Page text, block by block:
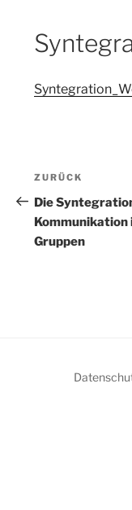
Vorheriger
Beitrag
ZURÜCK
Die
Kommunikation
Gruppen